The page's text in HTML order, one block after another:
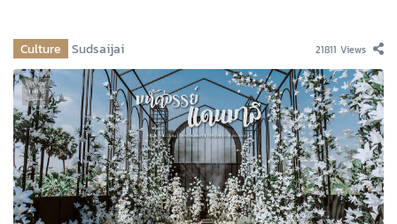
Culture Sudsaijai 21811 Views